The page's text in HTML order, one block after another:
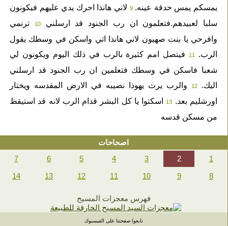
يمسكم يمس حدقة عينه. 9لاني هانذا احرك يدي عليهم فيكونون
سلبا لعبيدهم.فتعلمون ان رب الجنود قد ارسلني
10ترنمي
وافرحي يا بنت صهيون لاني هانذا اتي واسكن في وسطك يقول
الرب.
11فيتصل امم كثيرة بالرب في ذلك اليوم ويكونون لي
شعبا فاسكن في وسطك فتعلمين ان رب الجنود قد ارسلني
اليك.
12والرب يرث يهوذا نصيبه في الارض المقدسه ويختار
اورشليم بعد. 13اسكتوا يا كل البشر قدام الرب لانه قد استيقظ
من مسكن قدسه
اصحاحات
1
2
3
4
5
6
7
8
9
10
11
12
13
14
فهرس معجزات المسيح
تابعوا صفحتنا على الفيسبوك